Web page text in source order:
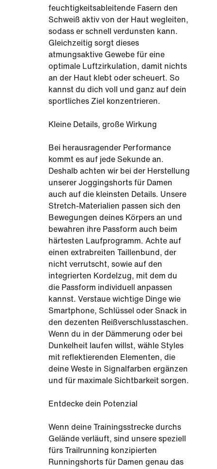
feuchtigkeitsableitende Fasern den
Schweiß aktiv von der Haut wegleiten,
sodass er schnell verdunsten kann.
Gleichzeitig sorgt dieses
atmungsaktive Gewebe für eine
optimale Luftzirkulation, damit nichts
an der Haut klebt oder scheuert. So
kannst du dich voll und ganz auf dein
sportliches Ziel konzentrieren.
Kleine Details, große Wirkung
Bei herausragender Performance
kommt es auf jede Sekunde an.
Deshalb achten wir bei der Herstellung
unserer Joggingshorts für Damen
auch auf die kleinsten Details. Unsere
Stretch-Materialien passen sich den
Bewegungen deines Körpers an und
bewahren ihre Passform auch beim
härtesten Laufprogramm. Achte auf
einen extrabreiten Taillenbund, der
nicht verrutscht, sowie auf den
integrierten Kordelzug, mit dem du
die Passform individuell anpassen
kannst. Verstaue wichtige Dinge wie
Smartphone, Schlüssel oder Snack in
den dezenten Reißverschlusstaschen.
Wenn du in der Dämmerung oder bei
Dunkelheit laufen willst, wähle Styles
mit reflektierenden Elementen, die
deine Weste in Signalfarben ergänzen
und für maximale Sichtbarkeit sorgen.
Entdecke dein Potenzial
Wenn deine Trainingsstrecke durchs
Gelände verläuft, sind unsere speziell
fürs Trailrunning konzipierten
Runningshorts für Damen genau das